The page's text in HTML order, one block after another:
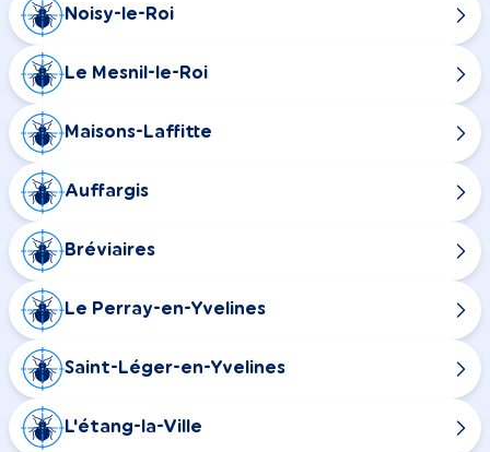
Noisy-le-Roi
Le Mesnil-le-Roi
Maisons-Laffitte
Auffargis
Bréviaires
Le Perray-en-Yvelines
Saint-Léger-en-Yvelines
L'étang-la-Ville